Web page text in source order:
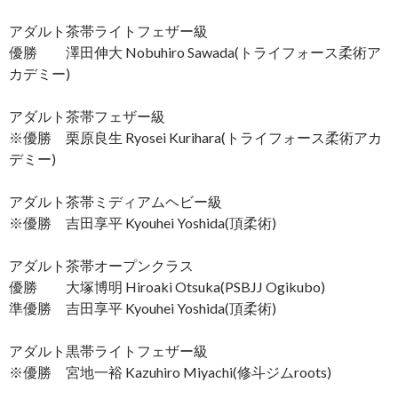
アダルト茶帯ライトフェザー級
優勝 澤田伸大 Nobuhiro Sawada(トライフォース柔術ア
カデミー)
アダルト茶帯フェザー級
※優勝 栗原良生 Ryosei Kurihara(トライフォース柔術アカ
デミー)
アダルト茶帯ミディアムヘビー級
※優勝 吉田享平 Kyouhei Yoshida(頂柔術)
アダルト茶帯オープンクラス
優勝 大塚博明 Hiroaki Otsuka(PSBJJ Ogikubo)
準優勝 吉田享平 Kyouhei Yoshida(頂柔術)
アダルト黒帯ライトフェザー級
※優勝 宮地一裕 Kazuhiro Miyachi(修斗ジムroots)